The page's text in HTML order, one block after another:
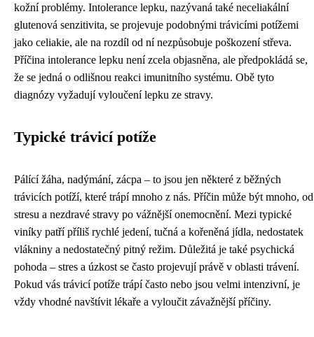
kožní problémy. Intolerance lepku, nazývaná také neceliakální
glutenová senzitivita, se projevuje podobnými trávicími potížemi
jako celiakie, ale na rozdíl od ní nezpůsobuje poškození střeva.
Příčina intolerance lepku není zcela objasněna, ale předpokládá se,
že se jedná o odlišnou reakci imunitního systému. Obě tyto
diagnózy vyžadují vyloučení lepku ze stravy.
Typické trávicí potíže
Pálící žáha, nadýmání, zácpa – to jsou jen některé z běžných
trávicích potíží, které trápí mnoho z nás. Příčin může být mnoho, od
stresu a nezdravé stravy po vážnější onemocnění. Mezi typické
viníky patří příliš rychlé jedení, tučná a kořeněná jídla, nedostatek
vlákniny a nedostatečný pitný režim. Důležitá je také psychická
pohoda – stres a úzkost se často projevují právě v oblasti trávení.
Pokud vás trávicí potíže trápí často nebo jsou velmi intenzivní, je
vždy vhodné navštívit lékaře a vyloučit závažnější příčiny.